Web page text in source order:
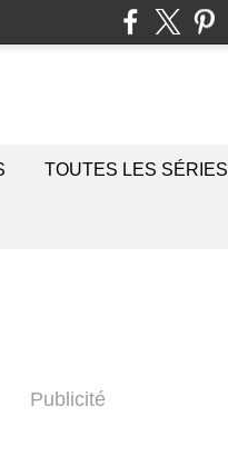
TOUTES LES SÉRIES
Publicité